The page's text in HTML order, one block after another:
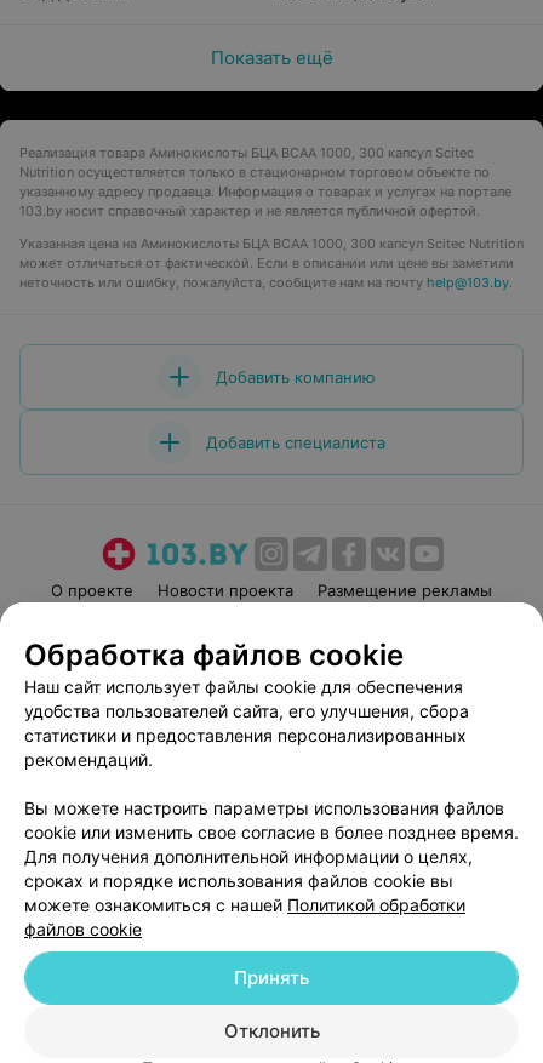
Показать ещё
Реализация товара Аминокислоты БЦА BCAA 1000, 300 капсул Scitec
Nutrition осуществляется только в стационарном торговом объекте по
указанному адресу продавца. Информация о товарах и услугах на портале
103.by носит справочный характер и не является публичной офертой.
Указанная цена на Аминокислоты БЦА BCAA 1000, 300 капсул Scitec Nutrition
может отличаться от фактической. Если в описании или цене вы заметили
неточность или ошибку, пожалуйста, сообщите нам на почту help@103.by.
Добавить компанию
Добавить специалиста
О проекте Новости проекта
Размещение рекламы
Пользовательское соглашение
Способы оплаты
Вакансии
Партнеры
Написать руководителю 103.by
Обработка персональных данных
© 2026 ООО «Артокс Лаб», УНП 191700409
| 220012, Республика Беларусь,
г. Минск, улица Толбухина, 2, пом. 16 | help@103.by
Служба поддержки +375 291212755
Обработка файлов cookie
Наш сайт использует файлы cookie для обеспечения
удобства пользователей сайта, его улучшения, сбора
статистики и предоставления персонализированных
рекомендаций.
Вы можете настроить параметры использования файлов
cookie или изменить свое согласие в более позднее время.
Для получения дополнительной информации о целях,
сроках и порядке использования файлов cookie вы
можете ознакомиться с нашей Политикой обработки
файлов cookie
Отклонить
Принять